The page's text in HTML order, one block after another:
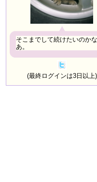
そこまでして続けたいのかな
あ。
(最終ログインは3日以上)